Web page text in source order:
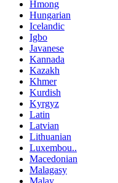
Hmong
Hungarian
Icelandic
Igbo
Javanese
Kannada
Kazakh
Khmer
Kurdish
Kyrgyz
Latin
Latvian
Lithuanian
Luxembou..
Macedonian
Malagasy
Malay